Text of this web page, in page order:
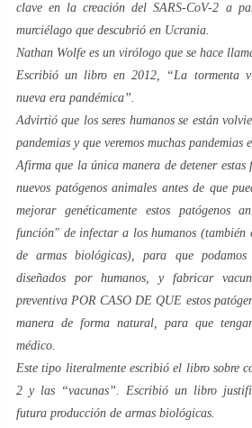
clave en la creación del SARS-CoV-2 a
murciélago que descubrió en Ucrania.
Nathan Wolfe es un virólogo que se hace
Escribió un libro en 2012, “La tormenta
nueva era pandémica”.
Advirtió que los seres humanos se están
pandemias y que veremos muchas pandemias
Afirma que la única manera de detener estas
nuevos patógenos animales antes de que
mejorar genéticamente estos patógenos
función" de infectar a los humanos (también
de armas biológicas), para que podamos
diseñados por humanos, y fabricar
preventiva POR CASO DE QUE estos
manera de forma natural, para que
médico.
Este tipo literalmente escribió el libro sobre
2 y las “vacunas”. Escribió un libro
futura producción de armas biológicas.